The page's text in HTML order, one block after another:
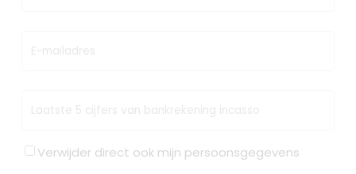
E-mailadres
Laatste 5 cijfers van bankrekening incasso
Verwijder direct ook mijn persoonsgegevens